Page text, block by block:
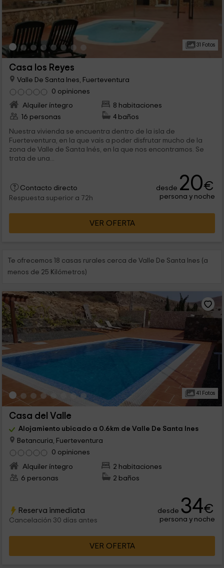
31 Fotos
Casa los Reyes
Valle De Santa Ines, Fuerteventura
0 opiniones
Alquiler íntegro
8 habitaciones
16 personas
4 baños
Nuestra vivienda se encuentra dentro de la isla de
Fuerteventura, en la que vais a poder disfrutar mucho de la
zona de Valle de Santa Inés, en la que nos encontramos. Se
trata de una...
Contacto directo
Respuesta superior a 72h
desde 20€
persona y noche
VER OFERTA
Te ofrecemos 18 casas rurales cerca de Valle De Santa Ines (a
menos de 25 Kilómetros)
41 Fotos
Casa del Valle
Alojamiento ubicado a 0.6km de Valle De Santa Ines
Betancuria, Fuerteventura
0 opiniones
Alquiler íntegro
2 habitaciones
6 personas
2 baños
Reserva inmediata
Cancelación 30 días antes
desde 34€
persona y noche
VER OFERTA